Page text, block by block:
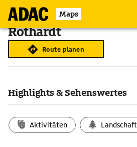
Maps
Röthardt
Route planen
Highlights & Sehenswertes
Aktivitäten Landschaft